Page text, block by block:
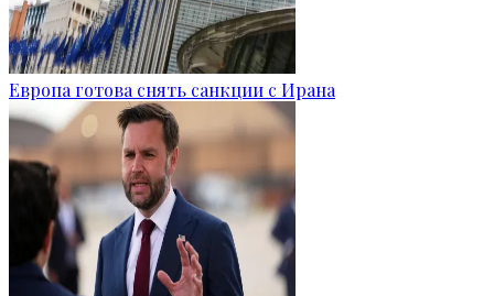
Европа готова снять санкции с Ирана